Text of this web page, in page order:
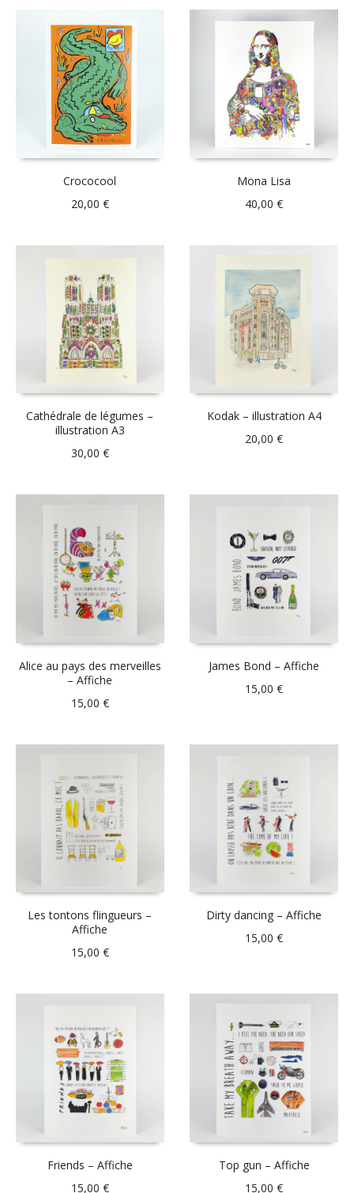
Crococool
20,00 €
Mona Lisa
40,00€
Cathédrale de légumes –
illustration A3
30,00 €
Kodak – illustration A4
20,00€
Alice au pays des merveilles
– Affiche
15,00 €
James Bond – Affiche
15,00€
Les tontons flingueurs –
Affiche
15,00 €
Dirty dancing – Affiche
15,00€
Friends – Affiche
15,00 €
Top gun – Affiche
15,00€